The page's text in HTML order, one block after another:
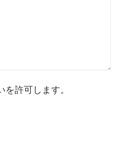
許可します。